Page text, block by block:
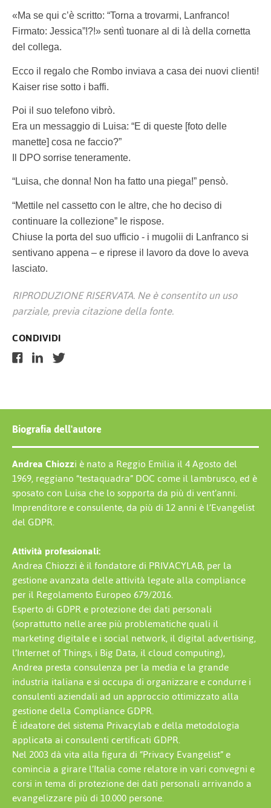
«Ma se qui c’è scritto: “Torna a trovarmi, Lanfranco!
Firmato: Jessica”!?!» sentì tuonare al di là della cornetta
del collega.
Ecco il regalo che Rombo inviava a casa dei nuovi clienti!
Kaiser rise sotto i baffi.
Poi il suo telefono vibrò.
Era un messaggio di Luisa: “E di queste [foto delle
manette] cosa ne faccio?”
Il DPO sorrise teneramente.
“Luisa, che donna! Non ha fatto una piega!” pensò.
“Mettile nel cassetto con le altre, che ho deciso di
continuare la collezione” le rispose.
Chiuse la porta del suo ufficio - i mugolii di Lanfranco si
sentivano appena – e riprese il lavoro da dove lo aveva
lasciato.
RIPRODUZIONE RISERVATA. Ne è consentito un uso
parziale, previa citazione della fonte.
CONDIVIDI
Biografia dell'autore
Andrea Chiozzi è nato a Reggio Emilia il 4 Agosto del
1969, reggiano “testaquadra” DOC come il lambrusco, ed è
sposato con Luisa che lo sopporta da più di vent’anni.
Imprenditore e consulente, da più di 12 anni è l’Evangelist
del GDPR.
Attività professionali:
Andrea Chiozzi è il fondatore di PRIVACYLAB, per la
gestione avanzata delle attività legate alla compliance
per il Regolamento Europeo 679/2016.
Esperto di GDPR e protezione dei dati personali
(soprattutto nelle aree più problematiche quali il
marketing digitale e i social network, il digital advertising,
l’Internet of Things, i Big Data, il cloud computing),
Andrea presta consulenza per la media e la grande
industria italiana e si occupa di organizzare e condurre i
consulenti aziendali ad un approccio ottimizzato alla
gestione della Compliance GDPR.
È ideatore del sistema Privacylab e della metodologia
applicata ai consulenti certificati GDPR.
Nel 2003 dà vita alla figura di “Privacy Evangelist” e
comincia a girare l’Italia come relatore in vari convegni e
corsi in tema di protezione dei dati personali arrivando a
evangelizzare più di 10.000 persone.